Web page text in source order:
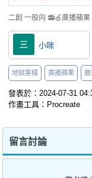
二創 一般向 📻🍏廣播蘋果
小咪
地獄客棧 廣播蘋果
發表於：2024-07-31
作畫工具：Procreate
留言討論